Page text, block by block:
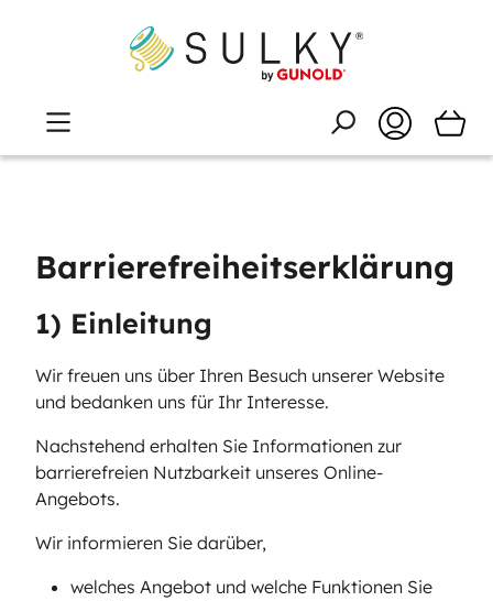
Barrierefreiheitserklärung
1) Einleitung
Wir freuen uns über Ihren Besuch unserer Website
und bedanken uns für Ihr Interesse.
Nachstehend erhalten Sie Informationen zur
barrierefreien Nutzbarkeit unseres Online-
Angebots.
Wir informieren Sie darüber,
welches Angebot und welche Funktionen Sie